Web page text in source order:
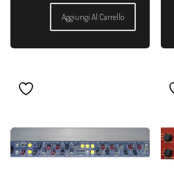
Aggiungi Al Carrello